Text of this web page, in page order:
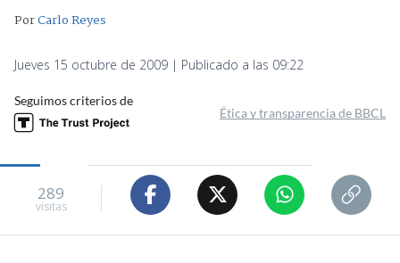
PorCarlo Reyes
Jueves 15 octubre de 2009 | Publicado a las 09:22
Seguimos criterios de
Ética y transparencia de BBCL
289
visitas